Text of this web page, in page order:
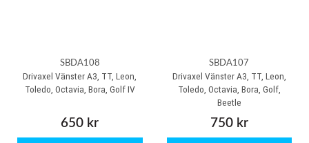
SBDA108
Drivaxel Vänster A3, TT, Leon,
Toledo, Octavia, Bora, Golf IV
650 kr
SBDA107
Drivaxel Vänster A3, TT, Leon,
Toledo, Octavia, Bora, Golf,
Beetle
750 kr